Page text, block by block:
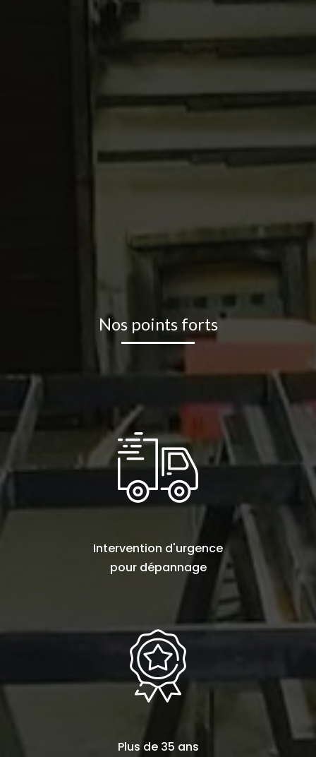
Nos points forts
Intervention d'urgence
pour dépannage
Plus de 35 ans